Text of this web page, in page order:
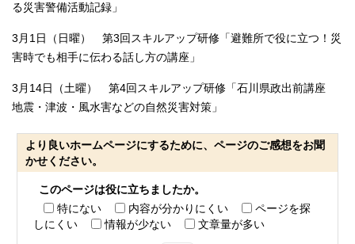
る災害警備活動記録」
3月1日（日曜） 第3回スキルアップ研修「避難所で役に立つ！災
害時でも相手に伝わる話し方の講座」
3月14日（土曜） 第4回スキルアップ研修「石川県政出前講座
地震・津波・風水害などの自然災害対策」
より良いホームページにするために、ページのご感想をお聞
かせください。
このページは役に立ちましたか。
特にない
内容が分かりにくい
ページを探
しにくい
情報が少ない 文章量が多い